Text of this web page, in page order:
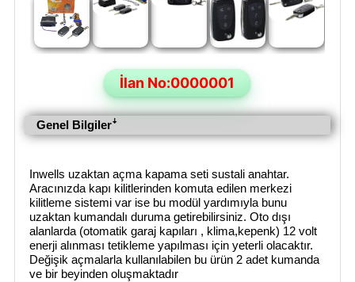
İlan No:0000001
Genel Bilgilerꜜ
Inwells uzaktan açma kapama seti sustali anahtar.
Aracınızda kapı kilitlerinden komuta edilen merkezi
kilitleme sistemi var ise bu modül yardımıyla bunu
uzaktan kumandalı duruma getirebilirsiniz. Oto dışı
alanlarda (otomatik garaj kapıları , klima,kepenk) 12 volt
enerji alınması tetikleme yapılması için yeterli olacaktır.
Değişik açmalarla kullanılabilen bu ürün 2 adet kumanda
ve bir beyinden oluşmaktadır